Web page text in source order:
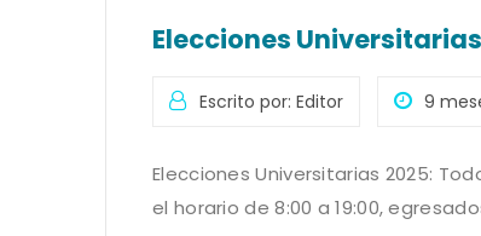
Elecciones
Escrito por: Editor 9
Elecciones Universitarias 2025:
el horario de 8:00 a 19:00,